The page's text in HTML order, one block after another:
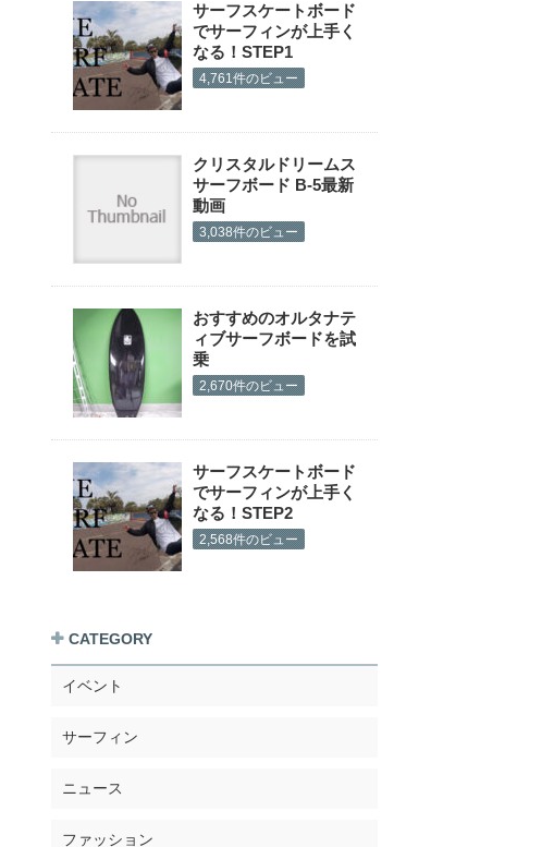
サーフスケートボード
でサーフィンが上手く
なる！STEP1
4,761件のビュー
クリスタルドリームス
サーフボード B-5最新
動画
3,038件のビュー
おすすめのオルタナテ
ィブサーフボードを試
乗
2,670件のビュー
サーフスケートボード
でサーフィンが上手く
なる！STEP2
2,568件のビュー
CATEGORY
イベント
サーフィン
ニュース
ファッション